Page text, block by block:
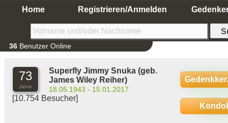
Home Registrieren/Anmelden
36 Benutzer Online
73
Jahre
Superfly Jimmy Snuka (geb.
James Wiley Reiher)
18.05.1943 - 15.01.2017
[10.754 Besucher]